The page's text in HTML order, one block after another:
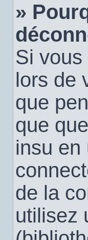
»
Si
lors de
que
que
insu en
de la
utilisez